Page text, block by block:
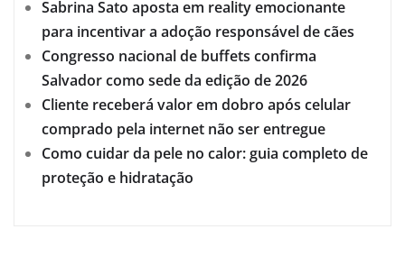
Sabrina Sato aposta em reality emocionante
para incentivar a adoção responsável de cães
Congresso nacional de buffets confirma
Salvador como sede da edição de 2026
Cliente receberá valor em dobro após celular
comprado pela internet não ser entregue
Como cuidar da pele no calor: guia completo de
proteção e hidratação